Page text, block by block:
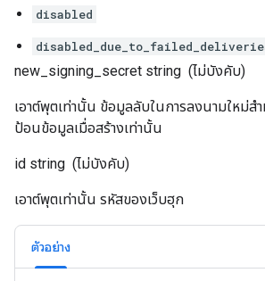
disabled
new_signing_secret string (ไม่บังคับ)
เอาต์พุตเท่านั้น ข้อมูลลับในการลงนามใหม่ส
ป้อนข้อมูลเมื่อสร้างเท่านั้น
id string (ไม่บังคับ)
เอาต์พุตเท่านั้น รหัสของเว็บฮุก
ตัวอย่าง